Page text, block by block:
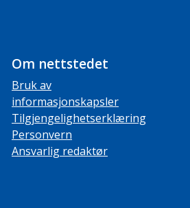
Om nettstedet
Bruk av
informasjonskapsler
Tilgjengelighetserklæring
Personvern
Ansvarlig redaktør